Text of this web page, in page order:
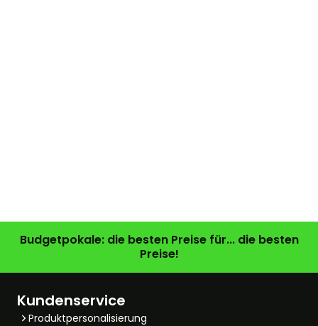
Budgetpokale: die besten Preise für... die besten
Preise!
Kundenservice
Produktpersonalisierung